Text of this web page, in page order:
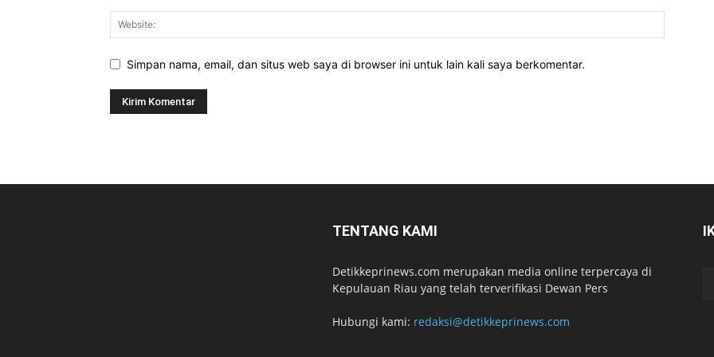
Simpan nama, email, dan situs web saya di browser ini untuk lain kali saya berkomentar.
TENTANG KAMI
Detikkeprinews.com merupakan media online terpercaya di
Kepulauan Riau yang telah terverifikasi Dewan Pers
Hubungi kami: redaksi@detikkeprinews.com